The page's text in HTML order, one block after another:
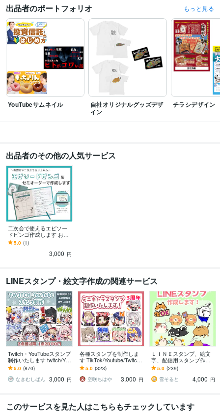
ビジネス・クリエイティブツール
Wix:3年ペライチ:1年Excel:10年Google スプレッドシート:5年
Google ドキュメント:5年
PowerPoint:10年 BASE:5年freee:5年
Adobe Photoshop:4年
Adobe Illustrator:3年
日常会話レベル
出品者のポートフォリオ もっと見る
YouTubeサムネイル
自社オリジナルグッズデザ
イン
チラシデザイン
出品者のその他の人気サービス
二次会で使えるエピソー
ドビンゴ作成します お二
人の思い出をビンゴにし
たエピソードビンゴを作
5.0 (1)
3,000 円
LINEスタンプ・絵文字作成の関連サービス
Twitch・YouTubeスタンプ
制作いたします twitch/You
Tube/tiktok配信用スタンプ
制作
5.0 (870)
なきむしぱん
3,000 円
各種スタンプを制作しま
す TikTok/Youtube/Twitch
など各種対応中！
5.0 (323)
空咲ちはや
3,000 円
ＬＩＮＥスタンプ、絵文
字、配信用スタンプ作成
します かわいい系からシ
ュール系まで様々な絵柄
に対応いたします
5.0 (239)
雪そると
4,000 円
このサービスを見た人はこちらもチェックしています